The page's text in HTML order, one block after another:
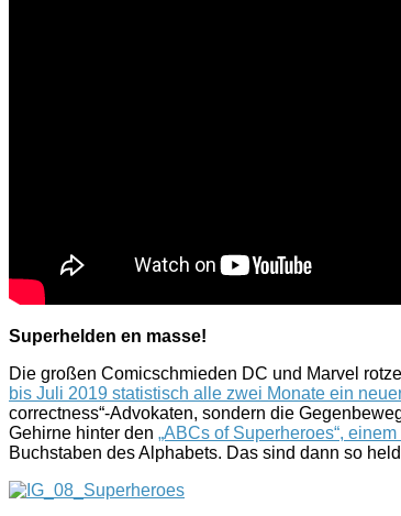
Superhelden en masse!
Die großen Comicschmieden DC und Marvel
bis Juli 2019 statistisch alle zwei Monate ein
correctness“-Advokaten, sondern die
Gehirne hinter den „ABCs of Superheroes“,
Buchstaben des Alphabets. Das sind dann so